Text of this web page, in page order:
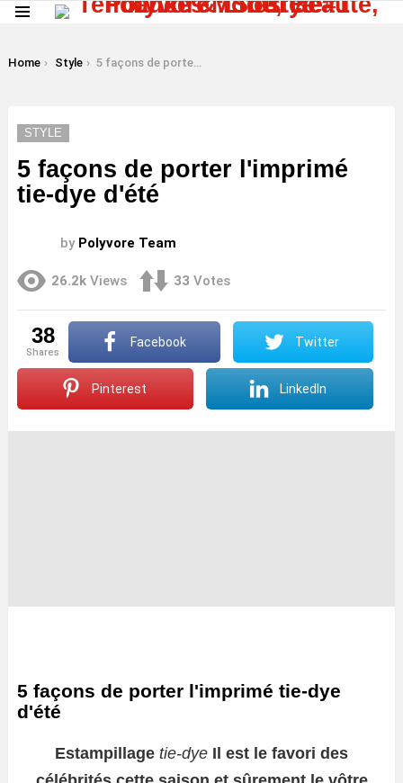
You are here:
Home Style 5 façons de porter l'imprimé tie-dye d'été
STYLE
5 façons de porter l'imprimé
tie-dye d'été
by Polyvore Team
26.2k Views 33 Votes
38
shares
Facebook Twitter
Pinterest LinkedIn
5 façons de porter l'imprimé tie-dye
d'été
Estampillage tie-dye Il est le favori des